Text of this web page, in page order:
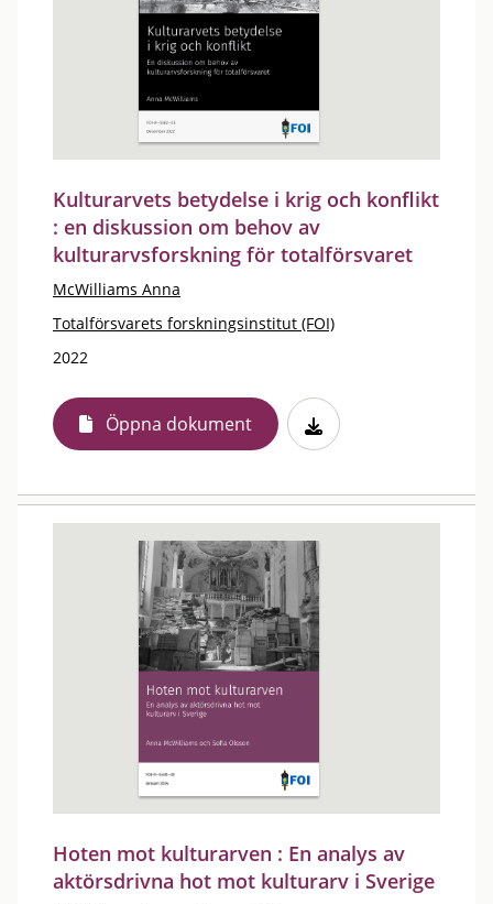
Kulturarvets betydelse i krig och konflikt
: en diskussion om behov av
kulturarvsforskning för totalförsvaret
McWilliams Anna
Totalförsvarets forskningsinstitut (FOI)
2022
Öppna dokument
Hoten mot kulturarven : En analys av
aktörsdrivna hot mot kulturarv i Sverige